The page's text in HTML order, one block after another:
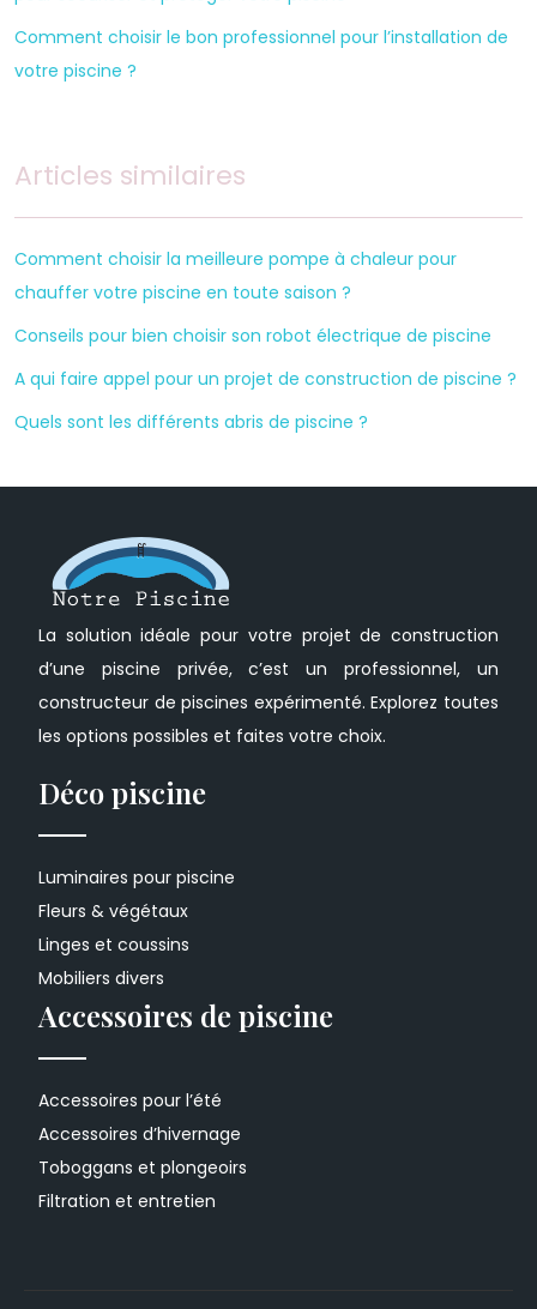
Comment choisir le bon professionnel pour l’installation de
votre piscine ?
Articles similaires
Comment choisir la meilleure pompe à chaleur pour
chauffer votre piscine en toute saison ?
Conseils pour bien choisir son robot électrique de piscine
A qui faire appel pour un projet de construction de piscine ?
Quels sont les différents abris de piscine ?
La solution idéale pour votre projet de construction
d’une piscine privée, c’est un professionnel, un
constructeur de piscines expérimenté. Explorez toutes
les options possibles et faites votre choix.
Déco piscine
Luminaires pour piscine
Fleurs & végétaux
Linges et coussins
Mobiliers divers
Accessoires de piscine
Accessoires pour l’été
Accessoires d’hivernage
Toboggans et plongeoirs
Filtration et entretien